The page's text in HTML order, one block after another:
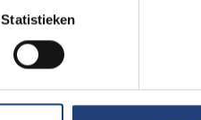
Statistieken